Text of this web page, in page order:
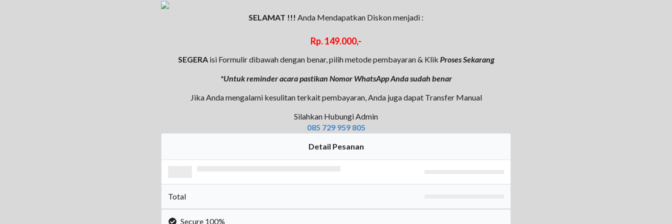
SELAMAT !!! Anda Mendapatkan Diskon menjadi :
Rp. 149.000,-
SEGERAisi Formulir dibawah dengan benar, pilih metode pembayaran & Klik Proses Sekarang
*Untuk reminder acara pastikan Nomor WhatsApp Anda sudah benar
Jika Anda mengalami kesulitan terkait pembayaran, Anda juga dapat Transfer Manual
Silahkan Hubungi Admin
085 729 959 805
Detail Pesanan
Total
Secure 100%